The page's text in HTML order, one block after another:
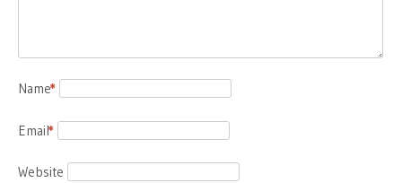
Name
*
Email
*
Website